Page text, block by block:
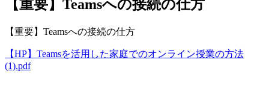
【重要】Teamsへの接続の仕方
【重要】Teamsへの接続の仕方
【HP】Teamsを活用した家庭でのオンライン授業の方法
(1).pdf